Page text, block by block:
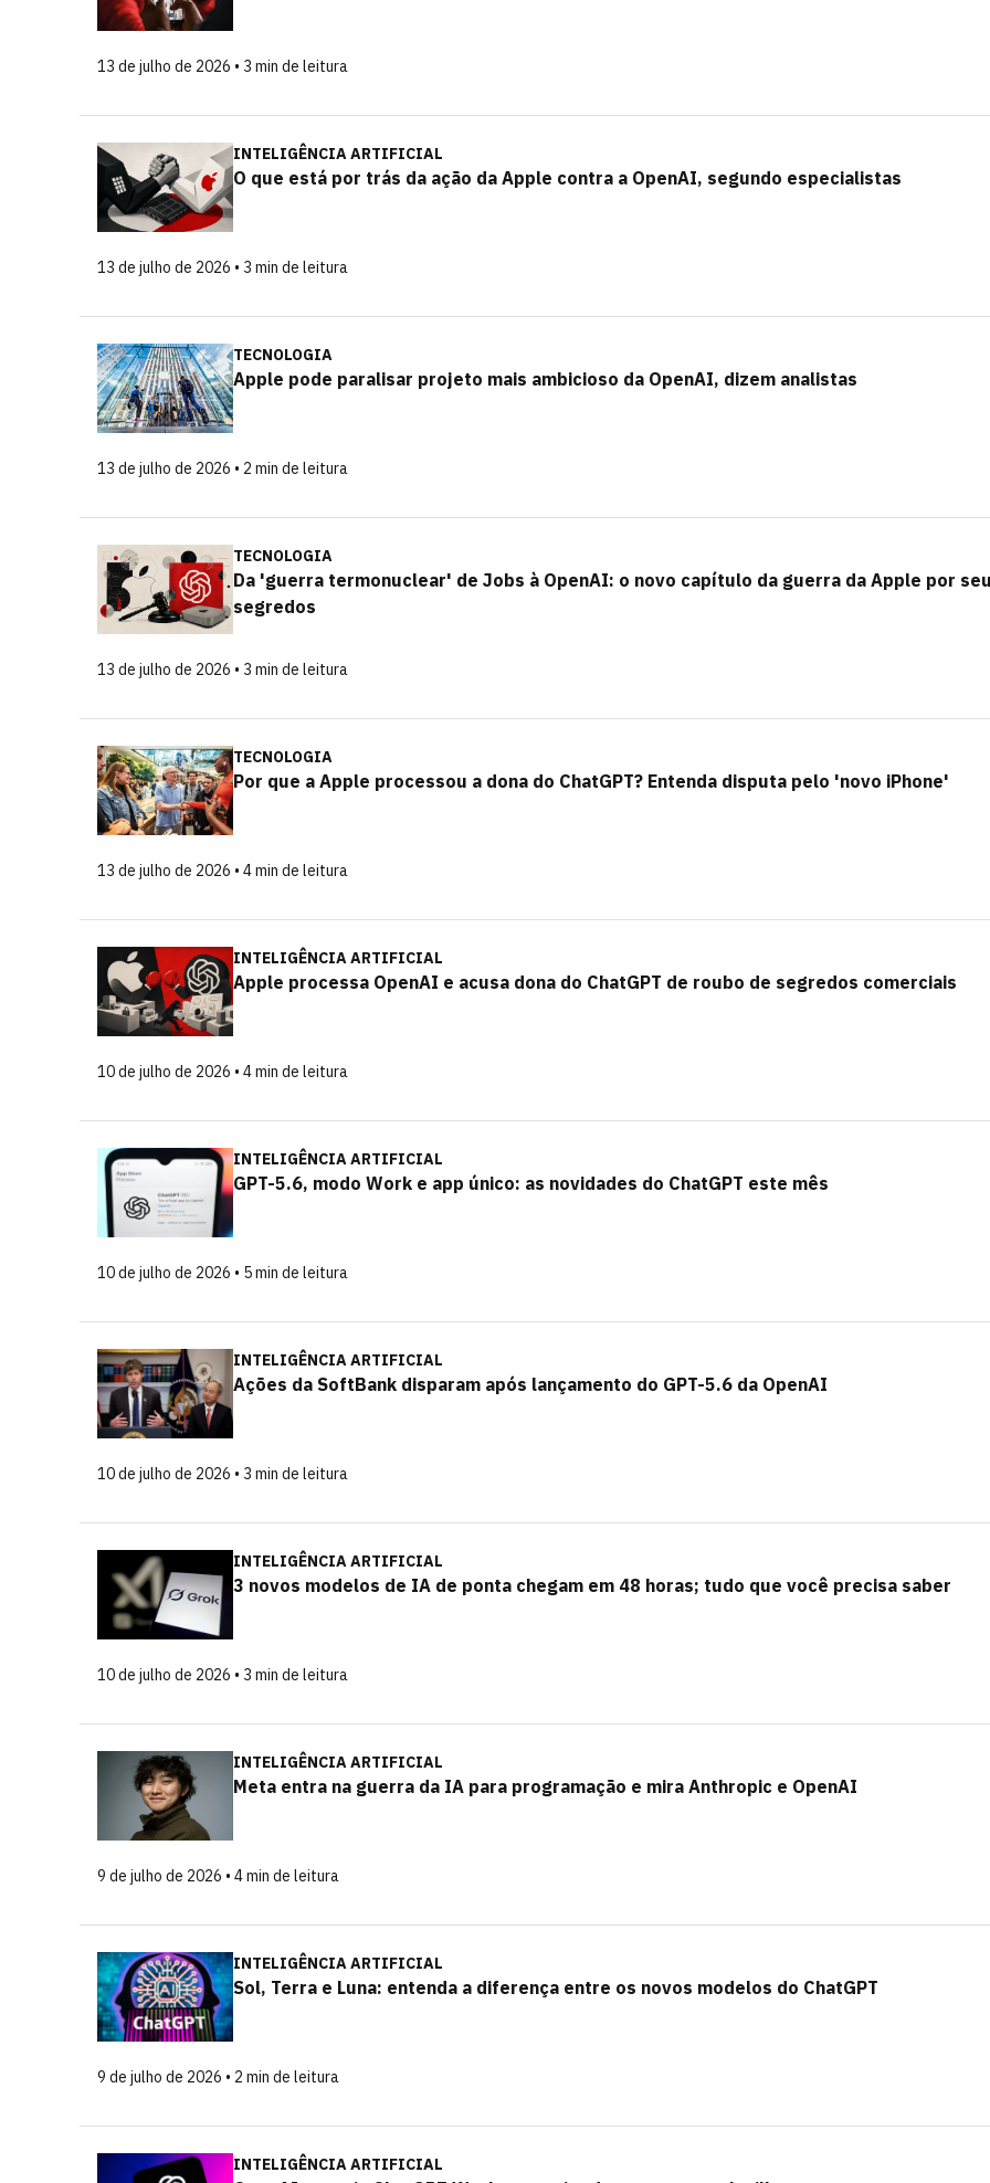
13 de julho de 2026 • 3 min de leitura
INTELIGÊNCIA ARTIFICIAL
O que está por trás da ação da Apple contra a OpenAI, segundo especialistas
13 de julho de 2026 • 3 min de leitura
TECNOLOGIA
Apple pode paralisar projeto mais ambicioso da OpenAI, dizem analistas
13 de julho de 2026 • 2 min de leitura
TECNOLOGIA
Da 'guerra termonuclear' de Jobs à OpenAI: o novo capítulo da guerra da Apple por
segredos
13 de julho de 2026 • 3 min de leitura
TECNOLOGIA
Por que a Apple processou a dona do ChatGPT? Entenda disputa pelo 'novo iPhone'
13 de julho de 2026 • 4 min de leitura
INTELIGÊNCIA ARTIFICIAL
Apple processa OpenAI e acusa dona do ChatGPT de roubo de segredos comerciais
10 de julho de 2026 • 4 min de leitura
INTELIGÊNCIA ARTIFICIAL
GPT-5.6, modo Work e app único: as novidades do ChatGPT este mês
10 de julho de 2026 • 5 min de leitura
INTELIGÊNCIA ARTIFICIAL
Ações da SoftBank disparam após lançamento do GPT-5.6 da OpenAI
10 de julho de 2026 • 3 min de leitura
INTELIGÊNCIA ARTIFICIAL
3 novos modelos de IA de ponta chegam em 48 horas; tudo que você precisa saber
10 de julho de 2026 • 3 min de leitura
INTELIGÊNCIA ARTIFICIAL
Meta entra na guerra da IA para programação e mira Anthropic e OpenAI
9 de julho de 2026 • 4 min de leitura
INTELIGÊNCIA ARTIFICIAL
Sol, Terra e Luna: entenda a diferença entre os novos modelos do ChatGPT
9 de julho de 2026 • 2 min de leitura
INTELIGÊNCIA ARTIFICIAL